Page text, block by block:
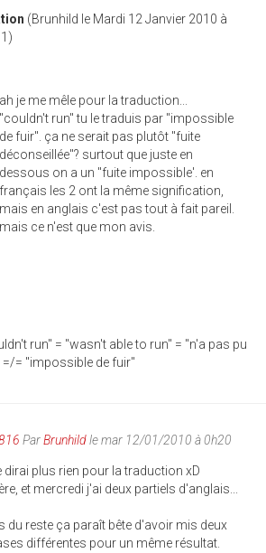
(Brunhild le Mardi 12 Janvier 2010 à
ah je me mêle pour la traduction...
"couldn't run" tu le traduis par "impossible
de fuir". ça ne serait pas plutôt "fuite
déconseillée"? surtout que juste en
dessous on a un "fuite impossible'. en
français les 2 ont la même signification,
mais en anglais c'est pas tout à fait pareil.
mais ce n'est que mon avis.
run" = "wasn't able to run" = "n'a pas pu
=/= "impossible de fuir"
ParBrunhildle mar 12/01/2010 à 0h20
dirai plus rien pour la traduction xD
et mercredi j'ai deux partiels d'anglais...
du reste ça paraît bête d'avoir mis deux
différentes pour un même résultat.